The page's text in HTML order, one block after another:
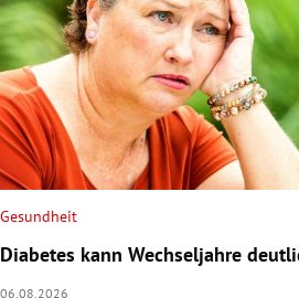
Gesundheit
Diabetes kann Wechseljahre
06.08.2026